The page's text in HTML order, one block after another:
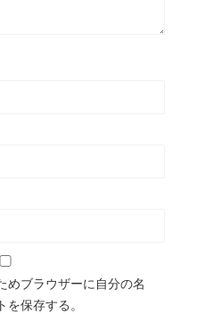
めブラウザーに自分の名
保存する。